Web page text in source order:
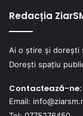
Redacția
Ai o știre și dorești
Dorești spațiu
Contactează-ne:
Email: